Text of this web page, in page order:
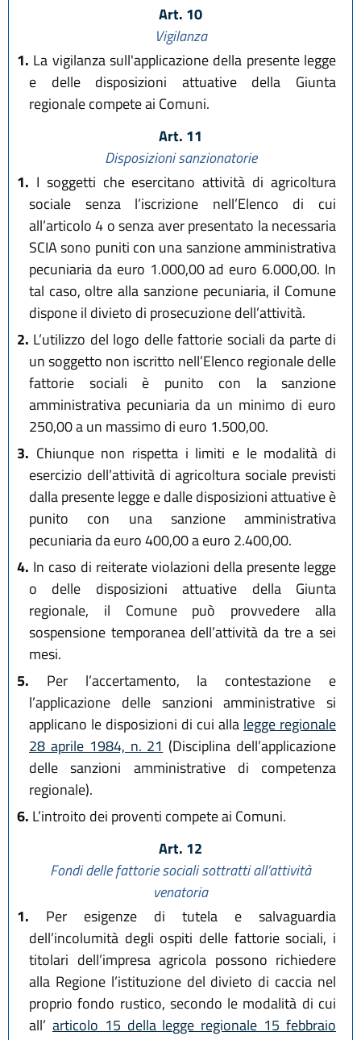
Art. 10
Vigilanza
1. La vigilanza sull'applicazione della presente legge
e delle disposizioni attuative della Giunta
regionale compete ai Comuni.
Art. 11
Disposizioni sanzionatorie
1. I soggetti che esercitano attività di agricoltura
sociale senza l’iscrizione nell’Elenco di cui
all’articolo 4 o senza aver presentato la necessaria
SCIA sono puniti con una sanzione amministrativa
pecuniaria da euro 1.000,00 ad euro 6.000,00. In
tal caso, oltre alla sanzione pecuniaria, il Comune
dispone il divieto di prosecuzione dell’attività.
2. L’utilizzo del logo delle fattorie sociali da parte di
un soggetto non iscritto nell’Elenco regionale delle
fattorie sociali è punito con la sanzione
amministrativa pecuniaria da un minimo di euro
250,00 a un massimo di euro 1.500,00.
3. Chiunque non rispetta i limiti e le modalità di
esercizio dell’attività di agricoltura sociale previsti
dalla presente legge e dalle disposizioni attuative è
punito con una sanzione amministrativa
pecuniaria da euro 400,00 a euro 2.400,00.
4. In caso di reiterate violazioni della presente legge
o delle disposizioni attuative della Giunta
regionale, il Comune può provvedere alla
sospensione temporanea dell’attività da tre a sei
mesi.
5. Per l’accertamento, la contestazione e
l’applicazione delle sanzioni amministrative si
applicano le disposizioni di cui alla legge regionale
28 aprile 1984, n. 21 (Disciplina dell’applicazione
delle sanzioni amministrative di competenza
regionale).
6. L’introito dei proventi compete ai Comuni.
Art. 12
Fondi delle fattorie sociali sottratti all’attività
venatoria
1. Per esigenze di tutela e salvaguardia
dell’incolumità degli ospiti delle fattorie sociali, i
titolari dell’impresa agricola possono richiedere
alla Regione l’istituzione del divieto di caccia nel
proprio fondo rustico, secondo le modalità di cui
all’ articolo 15 della legge regionale 15 febbraio